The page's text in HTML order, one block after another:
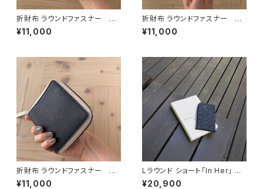
折財布 ラウンドファスナー ア
イボリー「OMOTE to OMOT
E」
¥11,000
折財布 ラウンドファスナー イ
エロー「OMOTE to OMOTE」
¥11,000
折財布 ラウンドファスナー ネ
イビー「OMOTE to OMOTE」
¥11,000
Lラウンド ショート「In Her」 ブ
ラック
¥20,900